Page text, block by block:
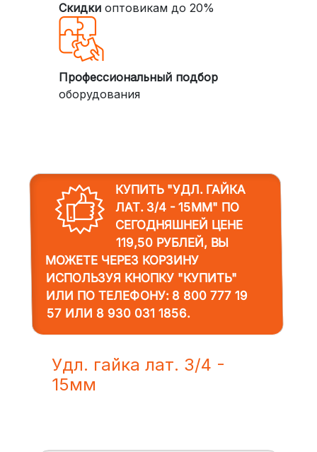
Скидкиоптовикам до 20%
Профессиональный подбор
оборудования
КУПИТЬ "УДЛ. ГАЙКА
ЛАТ. 3/4 - 15ММ" ПО
СЕГОДНЯШНЕЙ ЦЕНЕ
119,50 РУБЛЕЙ, ВЫ
МОЖЕТЕ ЧЕРЕЗ КОРЗИНУ
ИСПОЛЬЗУЯ КНОПКУ "КУПИТЬ"
ИЛИ ПО ТЕЛЕФОНУ: 8 800 777 19
57ИЛИ 8 930 031 1856.
Удл. гайка лат. 3/4 -
15мм